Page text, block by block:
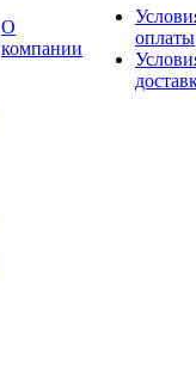
О
компании
оплаты